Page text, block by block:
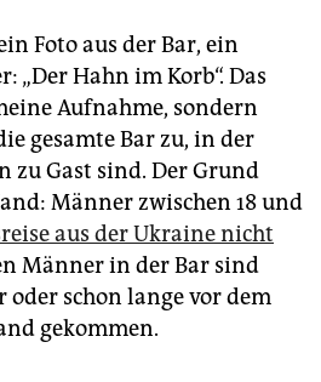
Foto aus der Bar, ein
„Der Hahn im Korb“. Das
Aufnahme, sondern
gesamte Bar zu, in der
zu Gast sind. Der Grund
Männer zwischen 18 und
aus der Ukraine nicht
Männer in der Bar sind
schon lange vor dem
gekommen.